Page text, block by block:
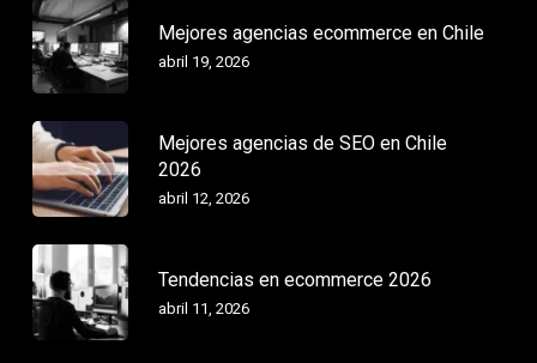
Mejores agencias ecommerce en Chile
abril 19, 2026
Mejores agencias de SEO en Chile
2026
abril 12, 2026
Tendencias en ecommerce 2026
abril 11, 2026